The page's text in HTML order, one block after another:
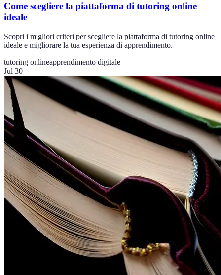
Come scegliere la piattaforma di tutoring online
ideale
Scopri i migliori criteri per scegliere la piattaforma di tutoring online
ideale e migliorare la tua esperienza di apprendimento.
tutoring onlineapprendimento digitale
Jul 30